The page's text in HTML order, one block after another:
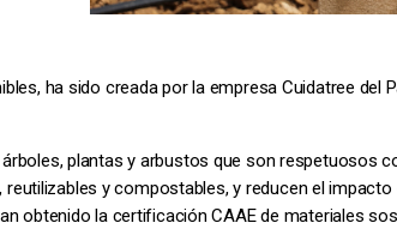
ha sido creada por la empresa Cuidatree del
plantas y arbustos que son respetuosos
y compostables, y reducen el impacto
obtenido la certificación CAAE de materiales